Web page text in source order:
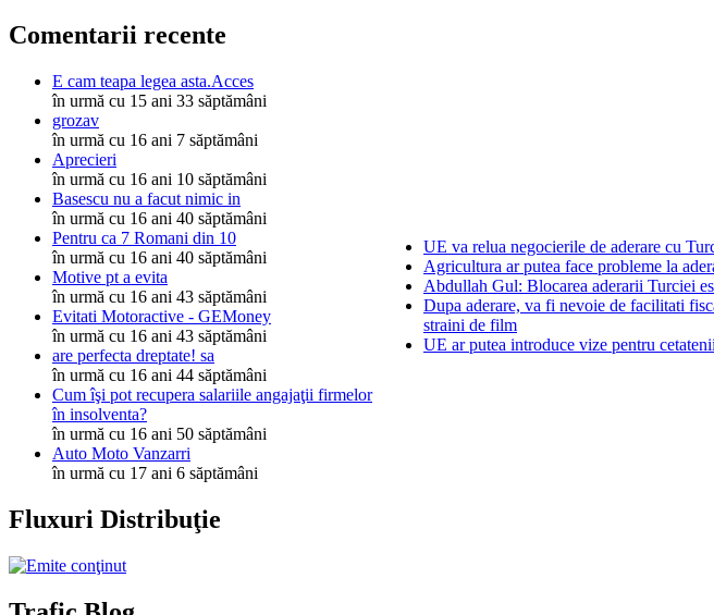
Comentarii recente
E cam teapa legea asta.Acces
în urmă cu 15 ani 33 săptămâni
grozav
în urmă cu 16 ani 7 săptămâni
Aprecieri
în urmă cu 16 ani 10 săptămâni
Basescu nu a facut nimic in
în urmă cu 16 ani 40 săptămâni
Pentru ca 7 Romani din 10
în urmă cu 16 ani 40 săptămâni
Motive pt a evita
în urmă cu 16 ani 43 săptămâni
Evitati Motoractive - GEMoney
în urmă cu 16 ani 43 săptămâni
are perfecta dreptate! sa
în urmă cu 16 ani 44 săptămâni
Cum îşi pot recupera salariile angajaţii firmelor
în insolventa?
în urmă cu 16 ani 50 săptămâni
Auto Moto Vanzarri
în urmă cu 17 ani 6 săptămâni
Fluxuri Distribuţie
UE va relua negocierile de aderare cu
Agricultura ar putea face probleme la
Abdullah Gul: Blocarea aderarii Turciei
Dupa aderare, va fi nevoie de facilitati
straini de film
UE ar putea introduce vize pentru